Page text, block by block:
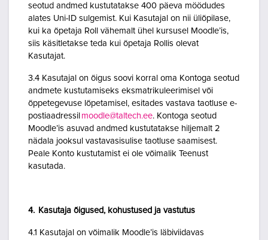
seotud andmed kustutatakse 400 päeva möödudes
alates Uni-ID sulgemist. Kui Kasutajal on nii üliõpilase,
kui ka õpetaja Roll vähemalt ühel kursusel Moodle’is,
siis käsitletakse teda kui õpetaja Rollis olevat
Kasutajat.
3.4 Kasutajal on õigus soovi korral oma Kontoga seotud
andmete kustutamiseks eksmatrikuleerimisel või
õppetegevuse lõpetamisel, esitades vastava taotluse e-
postiaadressil moodle@taltech.ee. Kontoga seotud
Moodle’is asuvad andmed kustutatakse hiljemalt 2
nädala jooksul vastavasisulise taotluse saamisest.
Peale Konto kustutamist ei ole võimalik Teenust
kasutada.
4. Kasutaja õigused, kohustused ja vastutus
4.1 Kasutajal on võimalik Moodle’is läbiviidavas